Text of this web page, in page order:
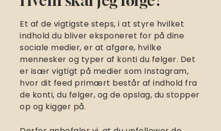
Et af de vigtigste steps, i at styre hvilket
indhold du bliver eksponeret for på dine
sociale medier, er at afgøre, hvilke
mennesker og typer af konti du følger. Det
er især vigtigt på medier som Instagram,
hvor dit feed primært består af indhold fra
de konti, du følger, og de opslag, du stopper
op og kigger på.